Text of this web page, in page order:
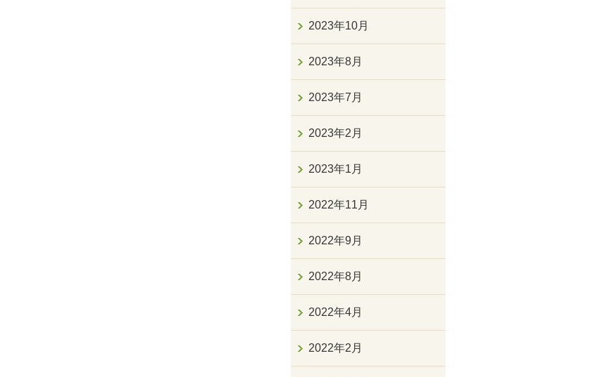
2023年10月
2023年8月
2023年7月
2023年2月
2023年1月
2022年11月
2022年9月
2022年8月
2022年4月
2022年2月